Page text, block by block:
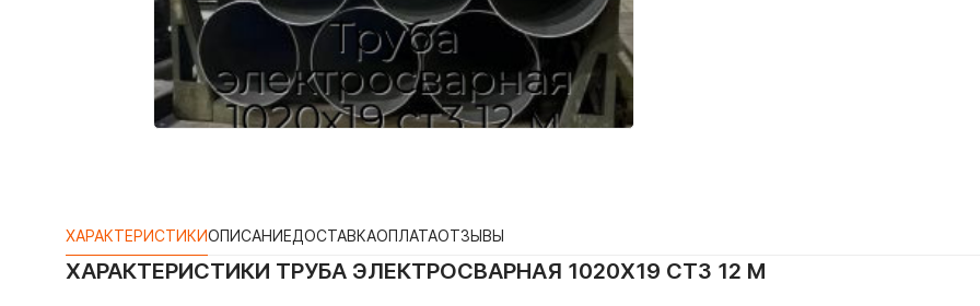
ХАРАКТЕРИСТИКИОПИСАНИЕДОСТАВКАОПЛАТАОТЗЫВЫ
ХАРАКТЕРИСТИКИ ТРУБА ЭЛЕКТРОСВАРНАЯ 1020Х19 СТ3 12 М